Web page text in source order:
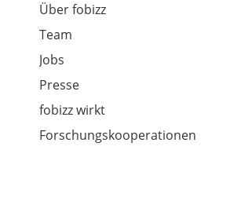
Über fobizz
Team
Jobs
Presse
fobizz wirkt
Forschungskooperationen